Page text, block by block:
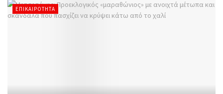
ΕΠΙΚΑΙΡΌΤΗΤΑ